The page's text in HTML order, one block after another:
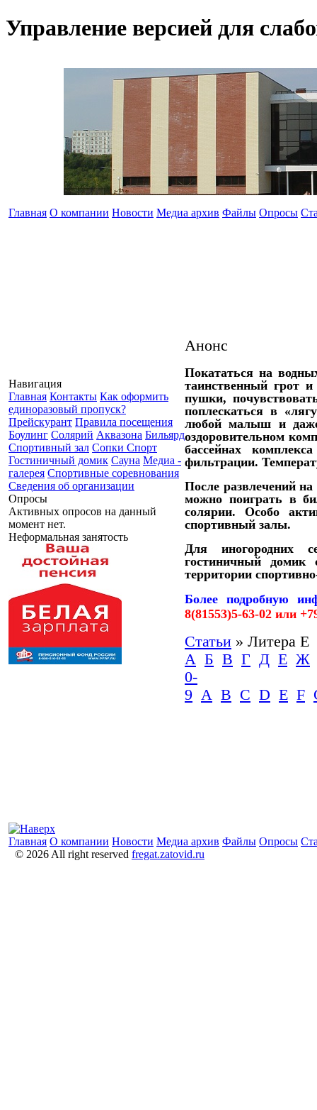
Управление версией для
Главная О компании Новости Медиа архив Файлы Опросы
Навигация
Главная Контакты Как оформить
единоразовый пропуск?
Прейскурант Правила посещения
Боулинг Солярий Аквазона Бильярд
Спортивный зал Сопки Спорт
Гостиничный домик Сауна Медиа -
галерея Спортивные соревнования
Сведения об организации
Опросы
Активных опросов на данный
момент нет.
Неформальная занятость
Анонс
Покататься на
таинственный грот
пушки,
поплескаться в
любой малыш и
оздоровительном
бассейнах
фильтрации.
После развлечений
можно поиграть в
солярии. Особо
спортивный залы.
Для иногородних
гостиничный домик
территории
Более подробную
8(81553)5-63-02 или
Статьи » Литера E
А Б В Г Д Е Ж
0-
9 A B C D E F
Главная О компании Новости Медиа архив Файлы Опросы
© 2026 All right reserved fregat.zatovid.ru